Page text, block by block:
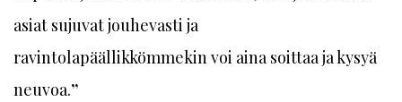
asiat sujuvat jouhevasti ja
ravintolapäällikkömmekin voi aina soittaa ja kysyä
neuvoa.”